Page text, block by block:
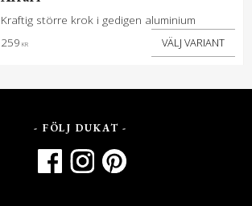
Kraftig större krok i gedigen aluminium
259 KR
- FÖLJ DUKAT -